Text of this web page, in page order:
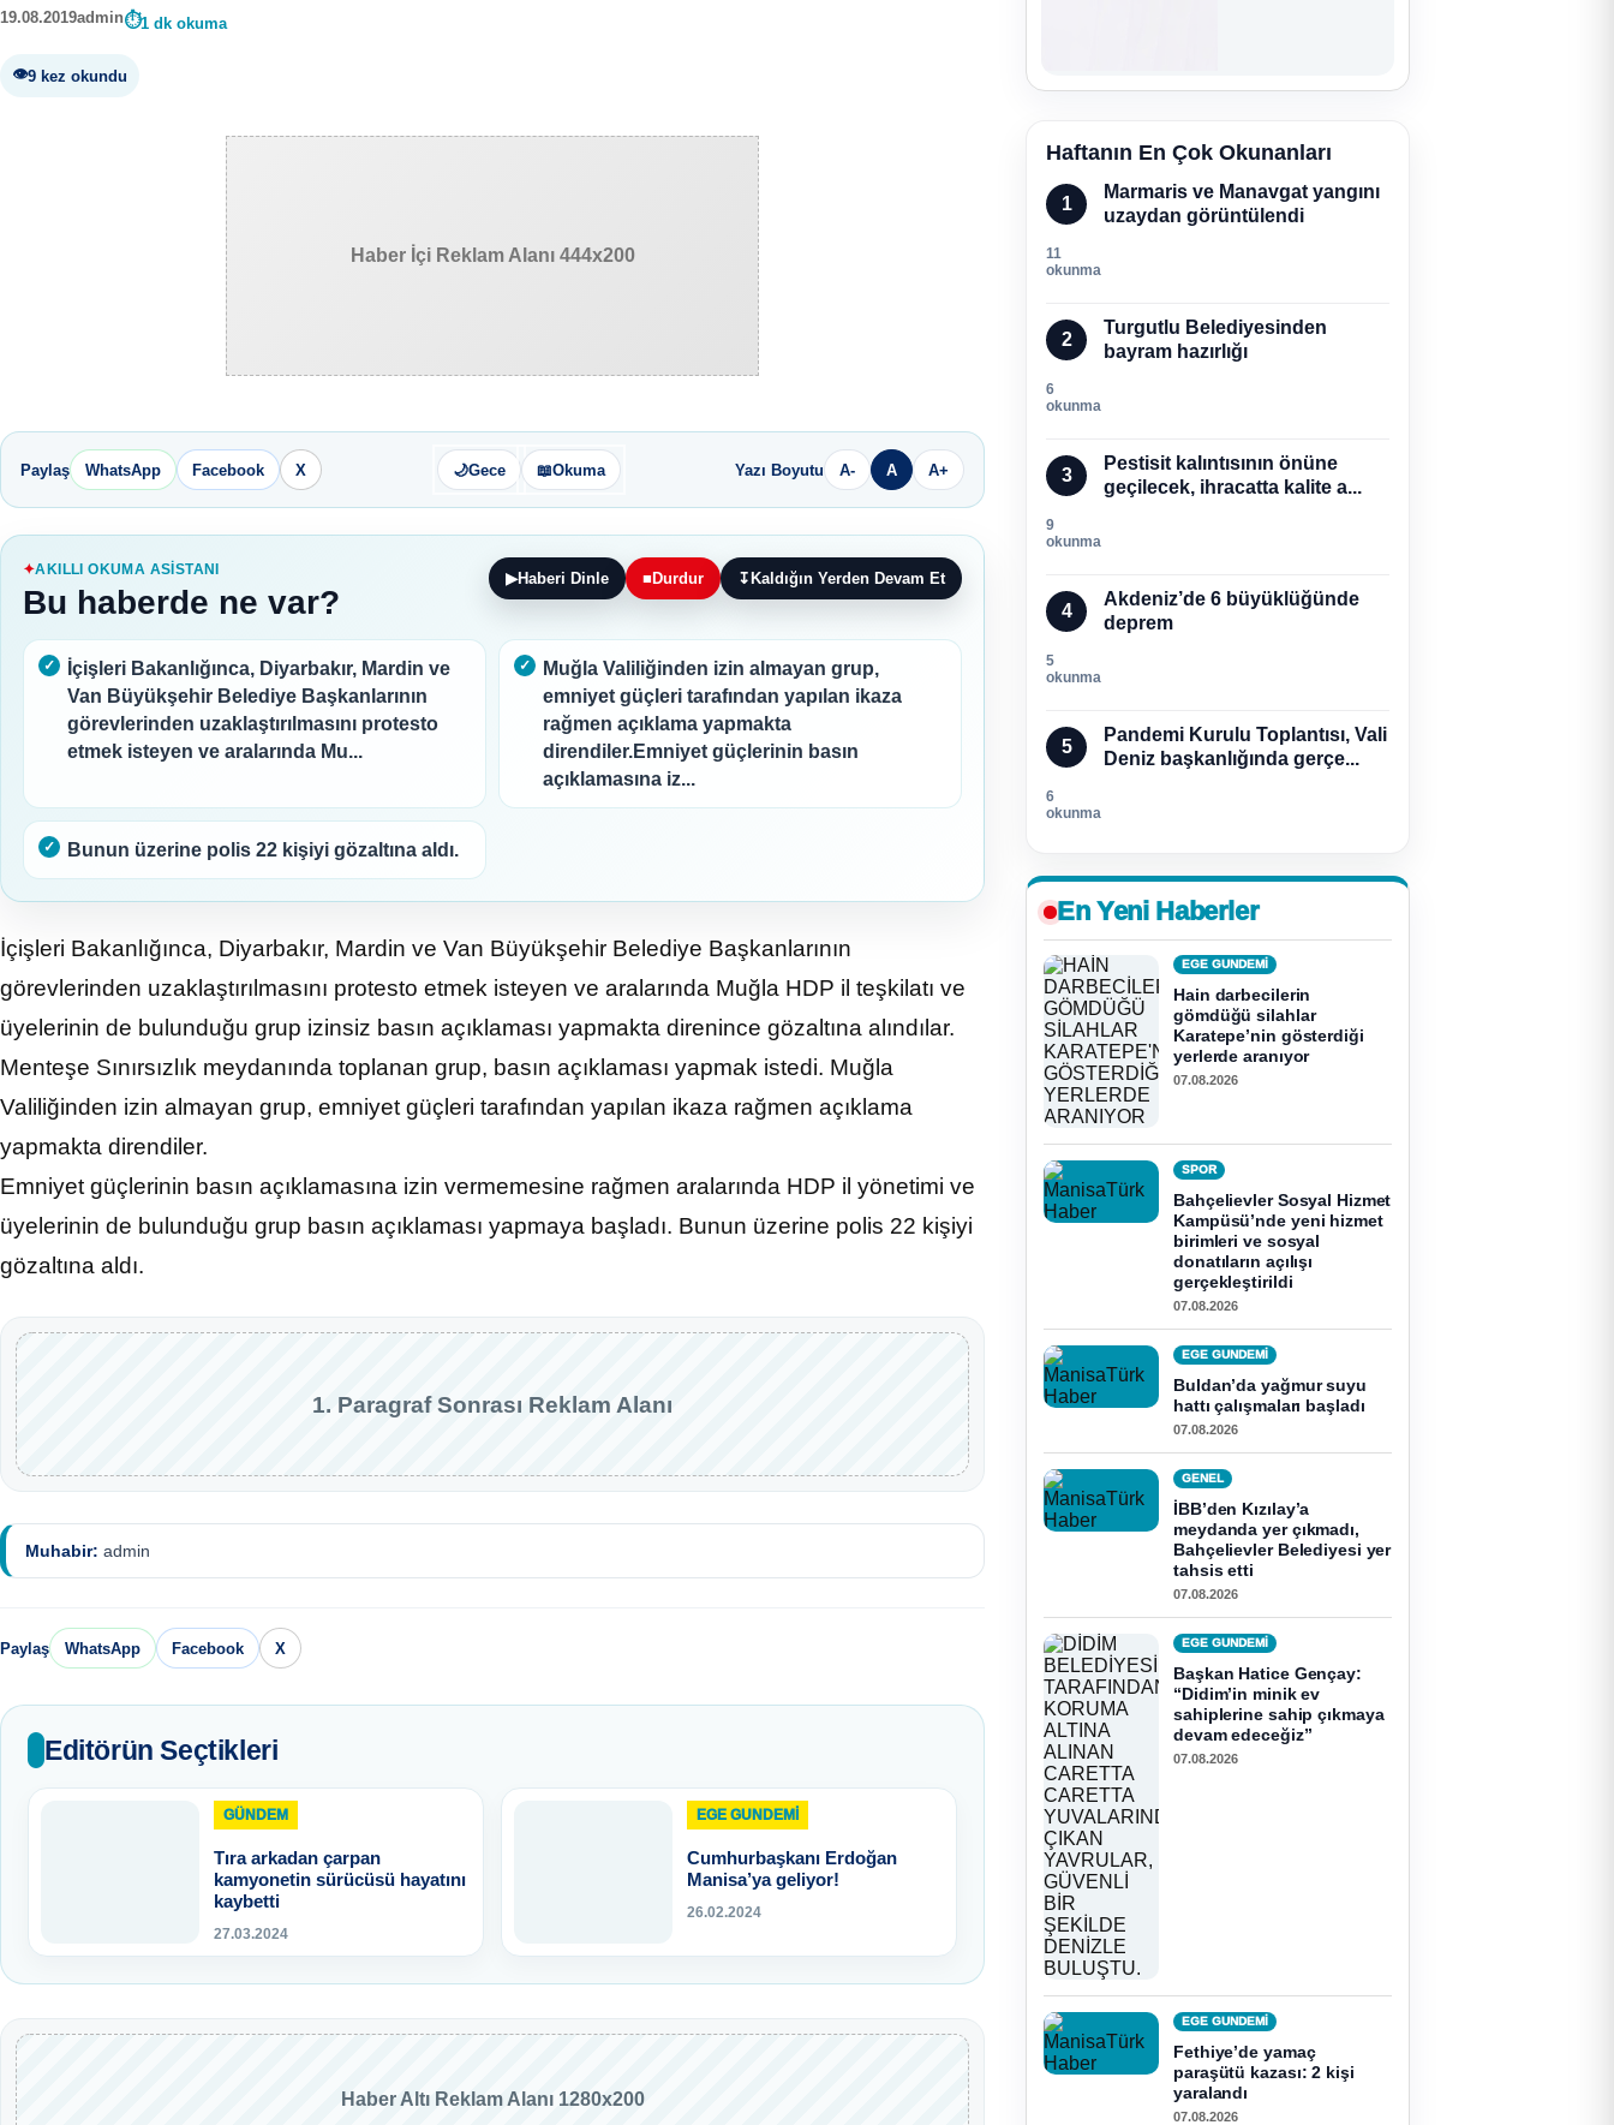
19.08.2019admin 1 dk okuma
9 kez okundu
Haber İçi Reklam Alanı 444x200
Paylaş WhatsApp Facebook X 🌙Gece 📖Okuma Yazı Boyutu A- A A+
AKILLI OKUMA ASISTANI
Bu haberde ne var?
▶Haberi Dinle ■ Durdur ↧ Kaldığın Yerden Devam Et
İçişleri Bakanlığınca, Diyarbakır, Mardin ve
Van Büyükşehir Belediye Başkanlarının
görevlerinden uzaklaştırılmasını protesto
etmek isteyen ve aralarında Mu...
Muğla Valiliğinden izin almayan grup,
emniyet güçleri tarafından yapılan ikaza
rağmen açıklama yapmakta
direndiler.Emniyet güçlerinin basın
açıklamasına iz...
Bunun üzerine polis 22 kişiyi gözaltına aldı.
İçişleri Bakanlığınca, Diyarbakır, Mardin ve Van Büyükşehir Belediye Başkanlarının
görevlerinden uzaklaştırılmasını protesto etmek isteyen ve aralarında Muğla HDP il teşkilatı ve
üyelerinin de bulunduğu grup izinsiz basın açıklaması yapmakta direnince gözaltına alındılar.
Menteşe Sınırsızlık meydanında toplanan grup, basın açıklaması yapmak istedi. Muğla
Valiliğinden izin almayan grup, emniyet güçleri tarafından yapılan ikaza rağmen açıklama
yapmakta direndiler.
Emniyet güçlerinin basın açıklamasına izin vermemesine rağmen aralarında HDP il yönetimi ve
üyelerinin de bulunduğu grup basın açıklaması yapmaya başladı. Bunun üzerine polis 22 kişiyi
gözaltına aldı.
1. Paragraf Sonrası Reklam Alanı
Muhabir: admin
Paylaş WhatsApp Facebook X
Editörün Seçtikleri
GÜNDEM
Tıra arkadan çarpan
kamyonetin sürücüsü hayatını
kaybetti
27.03.2024
EGE GUNDEMİ
Cumhurbaşkanı Erdoğan
Manisa’ya geliyor!
26.02.2024
Haber Altı Reklam Alanı 1280x200
Haftanın En Çok Okunanları
1
Marmaris ve Manavgat yangını
uzaydan görüntülendi
11
okunma
2
Turgutlu Belediyesinden
bayram hazırlığı
6
okunma
3
Pestisit kalıntısının önüne
geçilecek, ihracatta kalite a...
9
okunma
4
Akdeniz’de 6 büyüklüğünde
deprem
5
okunma
5
Pandemi Kurulu Toplantısı, Vali
Deniz başkanlığında gerçe...
6
okunma
En Yeni Haberler
EGE GUNDEMİ
Hain darbecilerin
gömdüğü silahlar
Karatepe’nin gösterdiği
yerlerde aranıyor
07.08.2026
SPOR
Bahçelievler Sosyal Hizmet
Kampüsü’nde yeni hizmet
birimleri ve sosyal
donatıların açılışı
gerçekleştirildi
07.08.2026
EGE GUNDEMİ
Buldan’da yağmur suyu
hattı çalışmaları başladı
07.08.2026
GENEL
İBB’den Kızılay’a
meydanda yer çıkmadı,
Bahçelievler Belediyesi yer
tahsis etti
07.08.2026
EGE GUNDEMİ
Başkan Hatice Gençay:
“Didim’in minik ev
sahiplerine sahip çıkmaya
devam edeceğiz”
07.08.2026
EGE GUNDEMİ
Fethiye’de yamaç
paraşütü kazası: 2 kişi
yaralandı
07.08.2026